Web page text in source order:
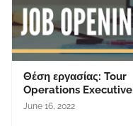
Θέση εργασίας: Tour
Operations Executive
June 16, 2022